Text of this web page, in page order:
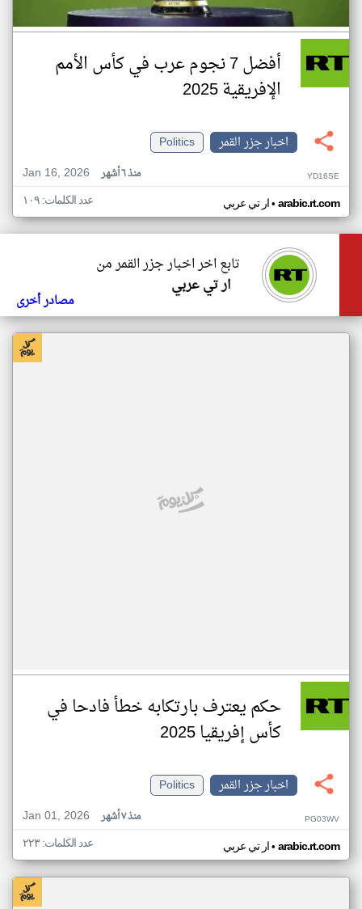
أفضل 7 نجوم عرب في كأس الأمم
الإفريقية 2025
اخبار جزر القمر
Politics
Jan 16, 2026
منذ ٦ أشهر YD16SE
ار تي عربي• arabic.rt.com عدد الكلمات: ١٠٩
تابع اخر اخبار جزر القمر من
ار تي عربي
مصادر أخرى
حكم يعترف بارتكابه خطأ فادحا في
كأس إفريقيا 2025
اخبار جزر القمر
Politics
Jan 01, 2026
منذ ٧ أشهر PG03WV
ار تي عربي• arabic.rt.com عدد الكلمات: ٢٢٣